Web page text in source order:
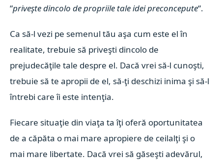
“priveşte dincolo de propriile tale idei preconcepute“.
Ca să-l vezi pe semenul tău aşa cum este el în
realitate, trebuie să priveşti dincolo de
prejudecăţile tale despre el. Dacă vrei să-l cunoşti,
trebuie să te apropii de el, să-ţi deschizi inima şi să-l
întrebi care îi este intenţia.
Fiecare situaţie din viaţa ta îţi oferă oportunitatea
de a căpăta o mai mare apropiere de ceilalţi şi o
mai mare libertate. Dacă vrei să găseşti adevărul,